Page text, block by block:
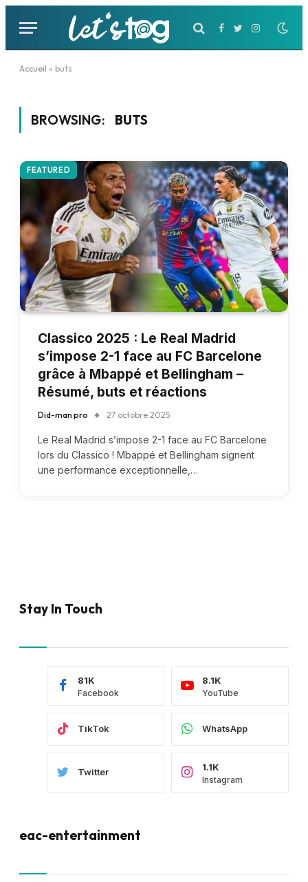
Facebook
TwitterInstagram
Accueil » buts
BROWSING: BUTS
FEATURED
Classico 2025 : Le Real Madrid
s’impose 2-1 face au FC Barcelone
grâce à Mbappé et Bellingham –
Résumé, buts et réactions
Did-man pro 27 octobre 2025
Le Real Madrid s’impose 2-1 face au FC Barcelone
lors du Classico ! Mbappé et Bellingham signent
une performance exceptionnelle,…
Stay In Touch
Facebook
81K
YouTube
8.1K
TikTok WhatsApp
Twitter
Instagram
1.1K
eac-entertainment